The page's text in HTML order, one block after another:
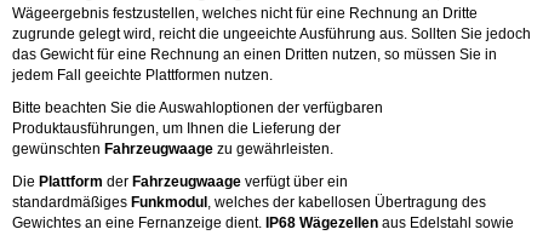
Wägeergebnis festzustellen, welches nicht für eine Rechnung an Dritte
zugrunde gelegt wird, reicht die ungeeichte Ausführung aus. Sollten Sie jedoch
das Gewicht für eine Rechnung an einen Dritten nutzen, so müssen Sie in
jedem Fall geeichte Plattformen nutzen.
Bitte beachten Sie die Auswahloptionen der verfügbaren
Produktausführungen, um Ihnen die Lieferung der
gewünschten Fahrzeugwaage zu gewährleisten.
Die Plattform der Fahrzeugwaage verfügt über ein
standardmäßiges Funkmodul , welches der kabellosen Übertragung des
Gewichtes an eine Fernanzeige dient. IP68 Wägezellen aus Edelstahl sowie